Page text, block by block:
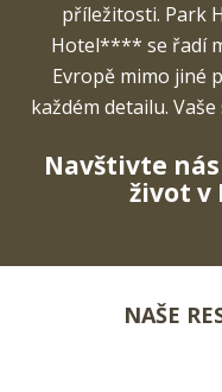
příležitosti. Park
Hotel**** se řadí
Evropě mimo jiné
každém detailu.
Navštivte
život v
NAŠE